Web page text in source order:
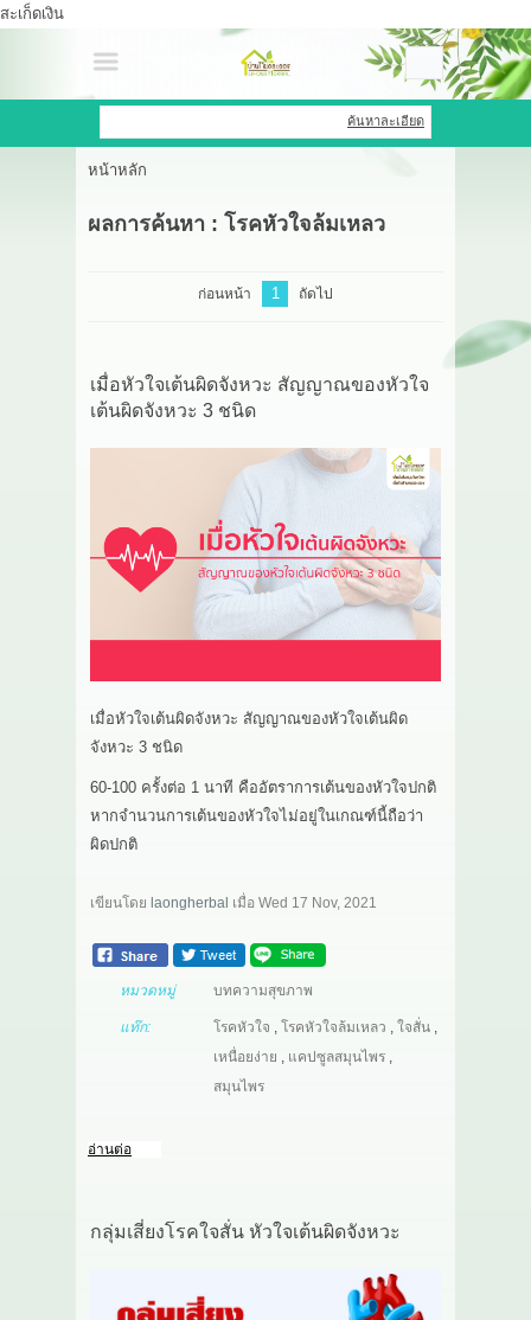
สะเก็ดเงิน
เข้าสู่ระบบ สมัครสมาชิก
สินค้าที่สนใจ
หน้าหลัก
HERBBRIGHT WELLNESS
GREEN HOUSE
เกี่ยวกับเรา
ค้นหาละเอียด
หน้าหลัก
ผลการค้นหา : โรคหัวใจล้มเหลว
ก่อนหน้า 1 ถัดไป
เมื่อหัวใจเต้นผิดจังหวะ สัญญาณของหัวใจ
เต้นผิดจังหวะ 3 ชนิด
เมื่อหัวใจเต้นผิดจังหวะ สัญญาณของหัวใจเต้นผิด
จังหวะ 3 ชนิด
60-100 ครั้งต่อ 1 นาที คืออัตราการเต้นของหัวใจปกติ
หากจำนวนการเต้นของหัวใจไม่อยู่ในเกณฑ์นี้ถือว่า
ผิดปกติ
เขียนโดย laongherbal เมื่อ Wed 17 Nov, 2021
หมวดหมู่ บทความสุขภาพ
แท๊ก: โรคหัวใจ , โรคหัวใจล้มเหลว , ใจสั่น,
เหนื่อยง่าย , แคปซูลสมุนไพร,
สมุนไพร
อ่านต่อ
กลุ่มเสี่ยงโรคใจสั่น หัวใจเต้นผิดจังหวะ